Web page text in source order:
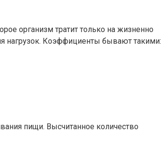
организм тратит только на жизненно
нагрузок. Коэффициенты бывают такими:
пищи. Высчитанное количество